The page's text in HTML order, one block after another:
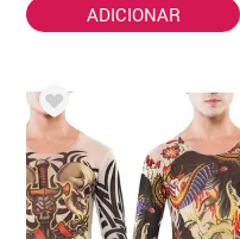
ADICIONAR